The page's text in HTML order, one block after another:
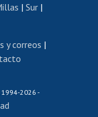
de títulos
Estudiantil
| Sur |
y correos |
1994-2026 -